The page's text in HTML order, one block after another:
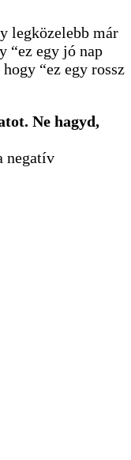
legközelebb már
“ez egy jó nap
“ez egy rossz
Ne hagyd,
negatív